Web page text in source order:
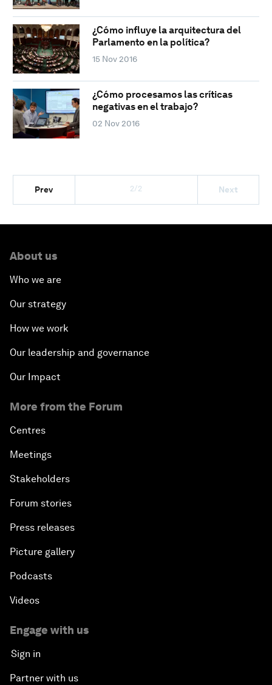
¿Cómo influye la arquitectura del
Parlamento en la política?
15 Nov 2016
¿Cómo procesamos las críticas
negativas en el trabajo?
02 Nov 2016
Prev 2/2 Next
About us
Who we are
Our strategy
How we work
Our leadership and governance
Our Impact
More from the Forum
Centres
Meetings
Stakeholders
Forum stories
Press releases
Picture gallery
Podcasts
Videos
Engage with us
Sign in
Partner with us